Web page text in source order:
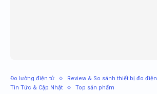
Đo lường điện tử
Review & So sánh thiết bị đo điện
Tin Tức & Cập Nhật
Top sản phẩm